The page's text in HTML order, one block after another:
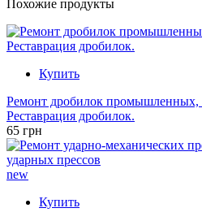
Похожие продукты
Купить
Ремонт дробилок промышленных,
Реставрация дробилок.
65 грн
new
Купить